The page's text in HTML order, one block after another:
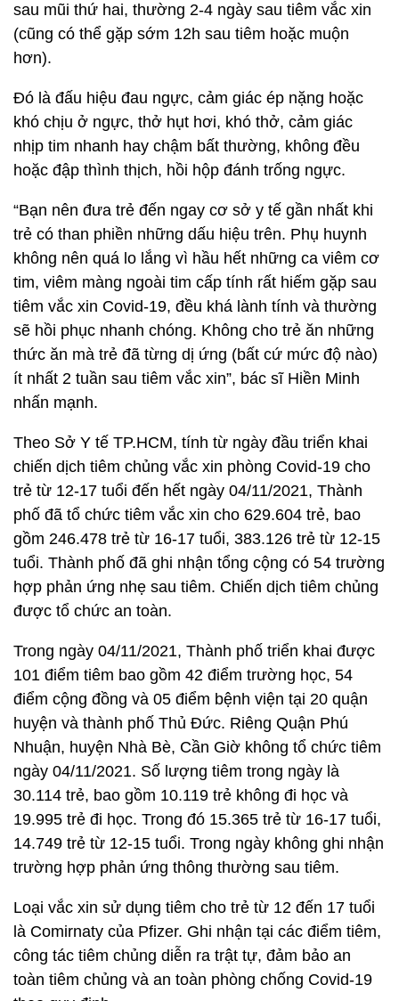
sau mũi thứ hai, thường 2-4 ngày sau tiêm vắc xin
(cũng có thể gặp sớm 12h sau tiêm hoặc muộn
hơn).
Đó là đấu hiệu đau ngực, cảm giác ép nặng hoặc
khó chịu ở ngực, thở hụt hơi, khó thở, cảm giác
nhịp tim nhanh hay chậm bất thường, không đều
hoặc đập thình thịch, hồi hộp đánh trống ngực.
“Bạn nên đưa trẻ đến ngay cơ sở y tế gần nhất khi
trẻ có than phiền những dấu hiệu trên. Phụ huynh
không nên quá lo lắng vì hầu hết những ca viêm cơ
tim, viêm màng ngoài tim cấp tính rất hiếm gặp sau
tiêm vắc xin Covid-19, đều khá lành tính và thường
sẽ hồi phục nhanh chóng. Không cho trẻ ăn những
thức ăn mà trẻ đã từng dị ứng (bất cứ mức độ nào)
ít nhất 2 tuần sau tiêm vắc xin”, bác sĩ Hiền Minh
nhấn mạnh.
Theo Sở Y tế TP.HCM, tính từ ngày đầu triển khai
chiến dịch tiêm chủng vắc xin phòng Covid-19 cho
trẻ từ 12-17 tuổi đến hết ngày 04/11/2021, Thành
phố đã tổ chức tiêm vắc xin cho 629.604 trẻ, bao
gồm 246.478 trẻ từ 16-17 tuổi, 383.126 trẻ từ 12-15
tuổi. Thành phố đã ghi nhận tổng cộng có 54 trường
hợp phản ứng nhẹ sau tiêm. Chiến dịch tiêm chủng
được tổ chức an toàn.
Trong ngày 04/11/2021, Thành phố triển khai được
101 điểm tiêm bao gồm 42 điểm trường học, 54
điểm cộng đồng và 05 điểm bệnh viện tại 20 quận
huyện và thành phố Thủ Đức. Riêng Quận Phú
Nhuận, huyện Nhà Bè, Cần Giờ không tổ chức tiêm
ngày 04/11/2021. Số lượng tiêm trong ngày là
30.114 trẻ, bao gồm 10.119 trẻ không đi học và
19.995 trẻ đi học. Trong đó 15.365 trẻ từ 16-17 tuổi,
14.749 trẻ từ 12-15 tuổi. Trong ngày không ghi nhận
trường hợp phản ứng thông thường sau tiêm.
Loại vắc xin sử dụng tiêm cho trẻ từ 12 đến 17 tuổi
là Comirnaty của Pfizer. Ghi nhận tại các điểm tiêm,
công tác tiêm chủng diễn ra trật tự, đảm bảo an
toàn tiêm chủng và an toàn phòng chống Covid-19